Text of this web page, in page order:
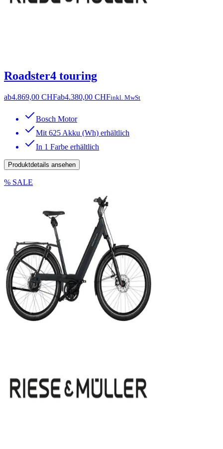
Roadster4 touring
ab4.869,00 CHFab4.380,00 CHFinkl. MwSt
Bosch Motor
Mit 625 Akku (Wh) erhältlich
In 1 Farbe erhältlich
Produktdetails ansehen
% SALE